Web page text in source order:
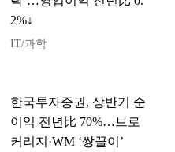
2%↓
IT/과학
한국투자증권, 상반기 순
이익 전년比 70%…브로
커리지·WM ‘쌍끌이’